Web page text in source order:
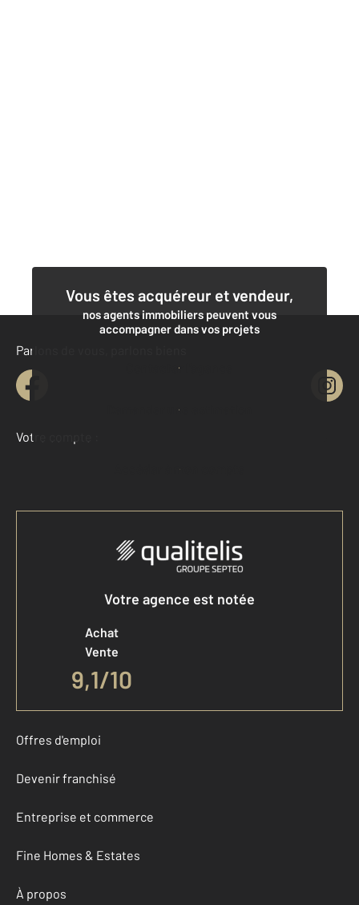
Vous êtes acquéreur et vendeur,
nos agents immobiliers peuvent vous
accompagner dans vos projets
Contacter l'agence
Demander une estimation
Parlons de vous, parlons biens
Votre compte :
Accéder à mon compte
Votre agence est notée
Achat
Vente
9,1/10
Offres d'emploi
Devenir franchisé
Entreprise et commerce
Fine Homes & Estates
À propos